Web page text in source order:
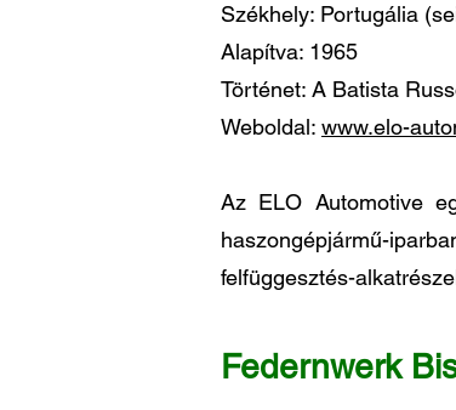
Székhely: Portugália
Alapítva: 1965
Történet: A Batista
Weboldal: www.elo-
Az ELO Automotive
haszongépjármű-
felfüggesztés-
Federnwerk